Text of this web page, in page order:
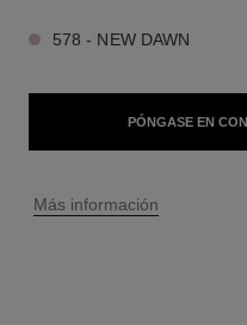
578 - NEW DAWN
PÓNGASE EN
↩
Más información